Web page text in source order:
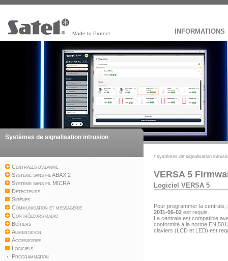
Made to Protect INFORMATIONS
Systèmes de signalisation intrusion
Centrales d'alarme
Système sans fil ABAX 2
Système sans fil MICRA
Détecteurs
Sirènes
Communication et messagerie
Contrôleurs radio
Boîtiers
Alimentation
Accessoires
Logiciels
Programmation
/ systèmes de signalisation
VERSA 5
Logiciel VERSA 5
Pour programmer la centrale,
2011-06-02 est requis.
La centrale est compatible
conformité à la norme EN
claviers (LCD et LED) est